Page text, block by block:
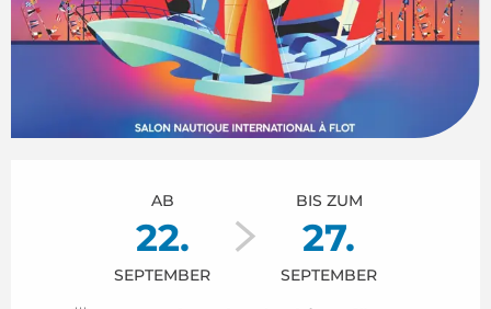
AB
22.
SEPTEMBER
BIS ZUM
27.
SEPTEMBER